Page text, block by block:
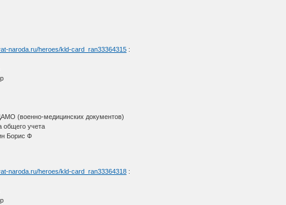
naroda.ru/heroes/kld-card_ran33364315 :
(военно-медицинских документов)
общего учета
Борис Ф
naroda.ru/heroes/kld-card_ran33364318 :